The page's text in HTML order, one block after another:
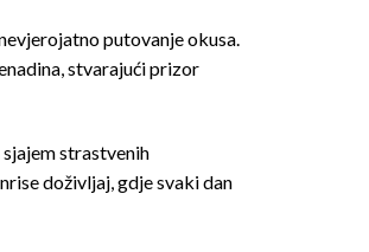
putovanje okusa.
stvarajući prizor
strastvenih
doživljaj, gdje svaki dan